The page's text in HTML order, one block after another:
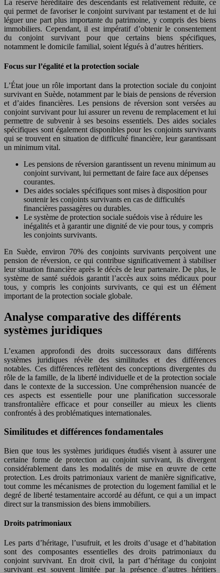
La réserve héréditaire des descendants est relativement réduite, ce
qui permet de favoriser le conjoint survivant par testament et de lui
léguer une part plus importante du patrimoine, y compris des biens
immobiliers. Cependant, il est impératif d’obtenir le consentement
du conjoint survivant pour que certains biens spécifiques,
notamment le domicile familial, soient légués à d’autres héritiers.
Focus sur l’égalité et la protection sociale
L’État joue un rôle important dans la protection sociale du conjoint
survivant en Suède, notamment par le biais de pensions de réversion
et d’aides financières. Les pensions de réversion sont versées au
conjoint survivant pour lui assurer un revenu de remplacement et lui
permettre de subvenir à ses besoins essentiels. Des aides sociales
spécifiques sont également disponibles pour les conjoints survivants
qui se trouvent en situation de difficulté financière, leur garantissant
un minimum vital.
Les pensions de réversion garantissent un revenu minimum au
conjoint survivant, lui permettant de faire face aux dépenses
courantes.
Des aides sociales spécifiques sont mises à disposition pour
soutenir les conjoints survivants en cas de difficultés
financières passagères ou durables.
Le système de protection sociale suédois vise à réduire les
inégalités et à garantir une dignité de vie pour tous, y compris
les conjoints survivants.
En Suède, environ 70% des conjoints survivants perçoivent une
pension de réversion, ce qui contribue significativement à stabiliser
leur situation financière après le décès de leur partenaire. De plus, le
système de santé suédois garantit l’accès aux soins médicaux pour
tous, y compris les conjoints survivants, ce qui est un élément
important de la protection sociale globale.
Analyse comparative des différents
systèmes juridiques
L’examen approfondi des droits successoraux dans différents
systèmes juridiques révèle des similitudes et des différences
notables. Ces différences reflètent des conceptions divergentes du
rôle de la famille, de la liberté individuelle et de la protection sociale
dans le contexte de la succession. Une compréhension nuancée de
ces aspects est essentielle pour une planification successorale
transfrontalière efficace et pour conseiller au mieux les clients
confrontés à des problématiques internationales.
Similitudes et différences fondamentales
Bien que tous les systèmes juridiques étudiés visent à assurer une
certaine forme de protection au conjoint survivant, ils divergent
considérablement dans les modalités de mise en œuvre de cette
protection. Les droits patrimoniaux varient de manière significative,
tout comme les mécanismes de protection du logement familial et le
degré de liberté testamentaire accordé au défunt, ce qui a un impact
direct sur la transmission des biens immobiliers.
Droits patrimoniaux
Les parts d’héritage, l’usufruit, et les droits d’usage et d’habitation
sont des composantes essentielles des droits patrimoniaux du
conjoint survivant. En droit civil, la part d’héritage du conjoint
survivant est souvent limitée par la présence d’autres héritiers